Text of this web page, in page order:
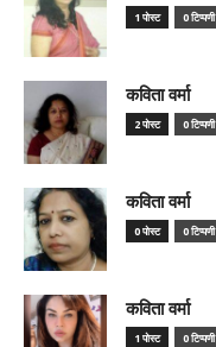
1 पोस्ट 0 टिप्पणी
कविता वर्मा
2 पोस्ट 0 टिप्पणी
कविता वर्मा
0 पोस्ट 0 टिप्पणी
कविता वर्मा
1 पोस्ट 0 टिप्पणी